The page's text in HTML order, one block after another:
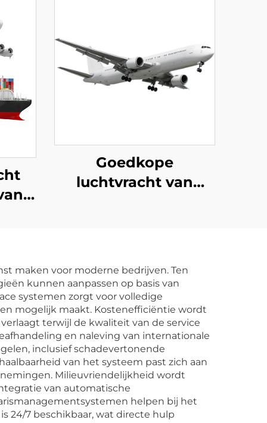
Goedkope
luchtvracht van
maken voor moderne bedrijven. Ten
kunnen aanpassen op basis van
systemen zorgt voor volledige
mogelijk maakt. Kostenefficiëntie wordt
terwijl de kwaliteit van de service
en naleving van internationale
inclusief schadevertonende
van het systeem past zich aan
Milieuvriendelijkheid wordt
van automatische
helpen bij het
24/7 beschikbaar, wat directe hulp